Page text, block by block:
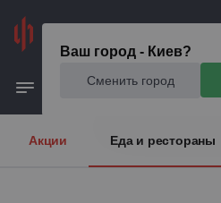
Ваш город - Киев?
Сменить город
Акции Еда и рестораны